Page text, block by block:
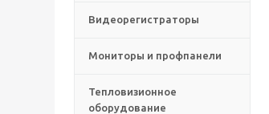
Видеорегистраторы
Мониторы и профпанели
Тепловизионное
оборудование